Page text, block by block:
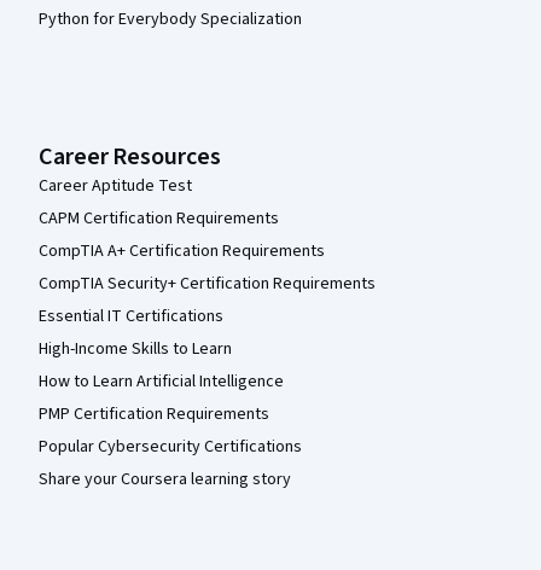
Python for Everybody Specialization
Career Resources
Career Aptitude Test
CAPM Certification Requirements
CompTIA A+ Certification Requirements
CompTIA Security+ Certification Requirements
Essential IT Certifications
High-Income Skills to Learn
How to Learn Artificial Intelligence
PMP Certification Requirements
Popular Cybersecurity Certifications
Share your Coursera learning story